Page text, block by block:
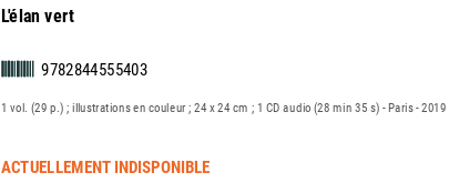
L'élan vert
9782844555403
1 vol. (29 p.) ; illustrations en couleur ; 24 x 24 cm ; 1 CD audio (28 min 35 s) - Paris - 2019
ACTUELLEMENT INDISPONIBLE